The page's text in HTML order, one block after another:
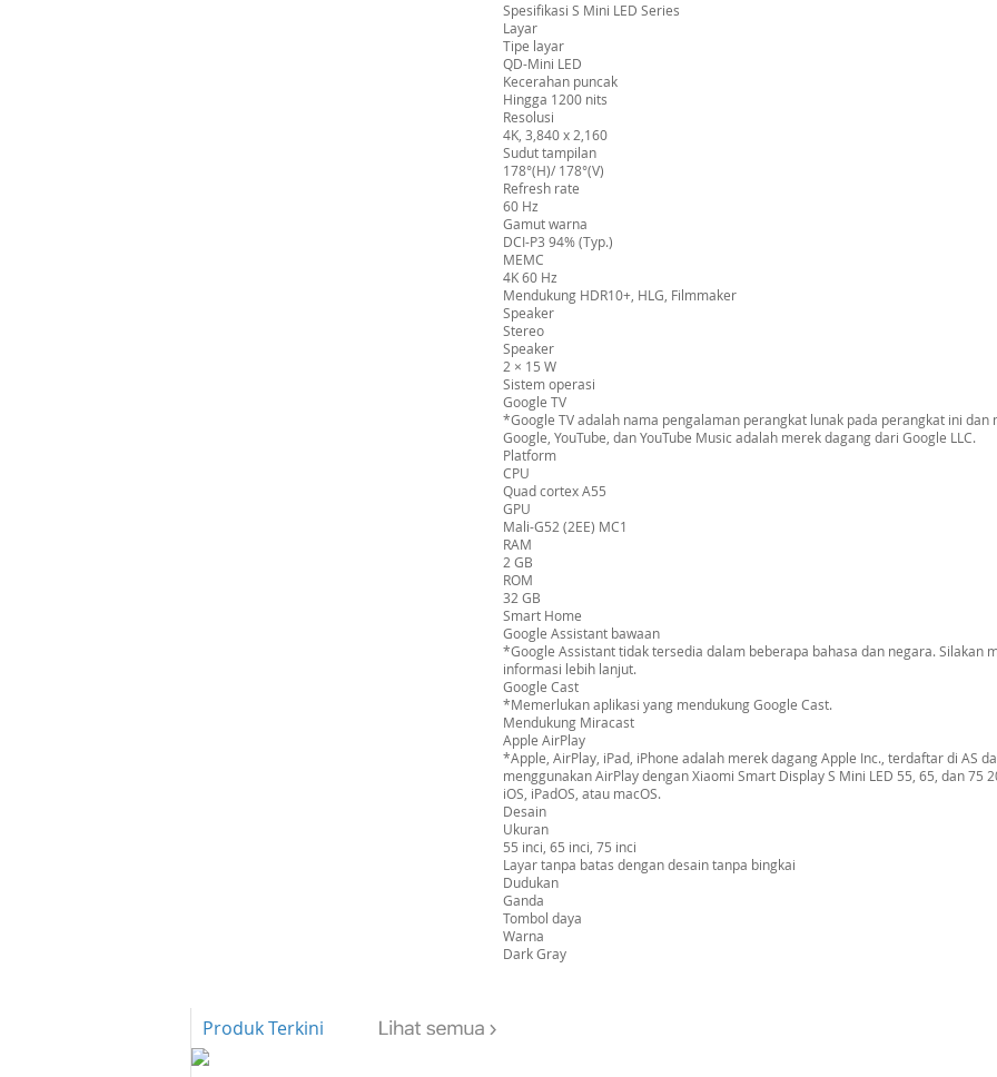
Spesifikasi S Mini LED Series
Layar
Tipe layar
QD-Mini LED
Kecerahan puncak
Hingga 1200 nits
Resolusi
4K, 3,840 x 2,160
Sudut tampilan
178°(H)/ 178°(V)
Refresh rate
60 Hz
Gamut warna
DCI-P3 94% (Typ.)
MEMC
4K 60 Hz
Mendukung HDR10+, HLG, Filmmaker
Speaker
Stereo
Speaker
2 × 15 W
Sistem operasi
Google TV
*Google TV adalah nama pengalaman perangkat lunak pada perangkat ini dan
Google, YouTube, dan YouTube Music adalah merek dagang dari Google LLC.
Platform
CPU
Quad cortex A55
GPU
Mali-G52 (2EE) MC1
RAM
2 GB
ROM
32 GB
Smart Home
Google Assistant bawaan
*Google Assistant tidak tersedia dalam beberapa bahasa dan negara. Silakan
informasi lebih lanjut.
Google Cast
*Memerlukan aplikasi yang mendukung Google Cast.
Mendukung Miracast
Apple AirPlay
*Apple, AirPlay, iPad, iPhone adalah merek dagang Apple Inc., terdaftar di AS
menggunakan AirPlay dengan Xiaomi Smart Display S Mini LED 55, 65, dan
iOS, iPadOS, atau macOS.
Desain
Ukuran
55 inci, 65 inci, 75 inci
Layar tanpa batas dengan desain tanpa bingkai
Dudukan
Ganda
Tombol daya
Warna
Dark Gray
Produk Terkini